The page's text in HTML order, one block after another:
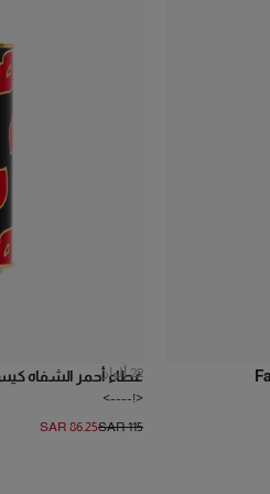
غطاء أحمر الشفاه
<!---->
22 ألوان
SAR 115
SAR 86.25